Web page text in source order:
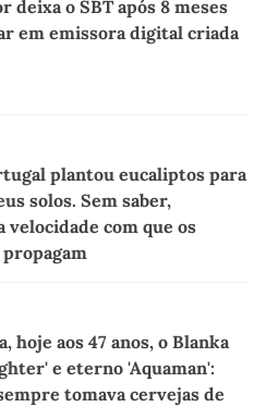
deixa o SBT após 8 meses
em emissora digital criada
plantou eucaliptos para
solos. Sem saber,
com que os
hoje aos 47 anos, o Blanka
e eterno 'Aquaman':
tomava cervejas de